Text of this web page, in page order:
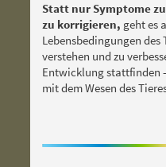
Statt nur Symptome
zu korrigieren, geht es
Lebensbedingungen
verstehen und zu
Entwicklung stattfinden
mit dem Wesen des